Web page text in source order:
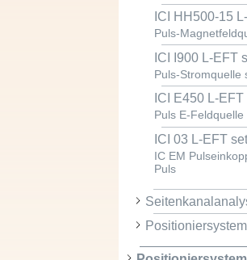
ICI HH500-15
Puls-
ICI I900 L-EFT
Puls-Stromquelle
ICI E450 L-EFT
Puls E-Feldquelle
ICI 03 L-EFT set
IC EM
Puls